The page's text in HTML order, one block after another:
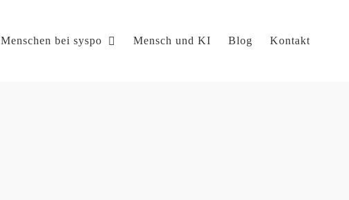
Menschen bei syspo Mensch und KI Blog Kontakt